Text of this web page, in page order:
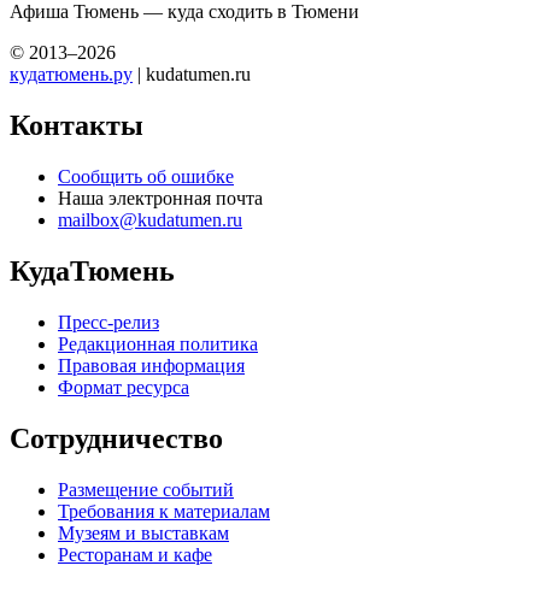
Афиша Тюмень — куда сходить в Тюмени
© 2013–2026
кудатюмень.ру | kudatumen.ru
Контакты
Сообщить об ошибке
Наша электронная почта
mailbox@kudatumen.ru
КудаТюмень
Пресс-релиз
Редакционная политика
Правовая информация
Формат ресурса
Сотрудничество
Размещение событий
Требования к материалам
Музеям и выставкам
Ресторанам и кафе